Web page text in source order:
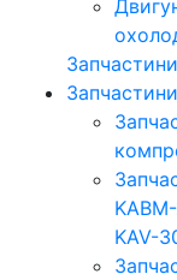
Запчастини
KAV-